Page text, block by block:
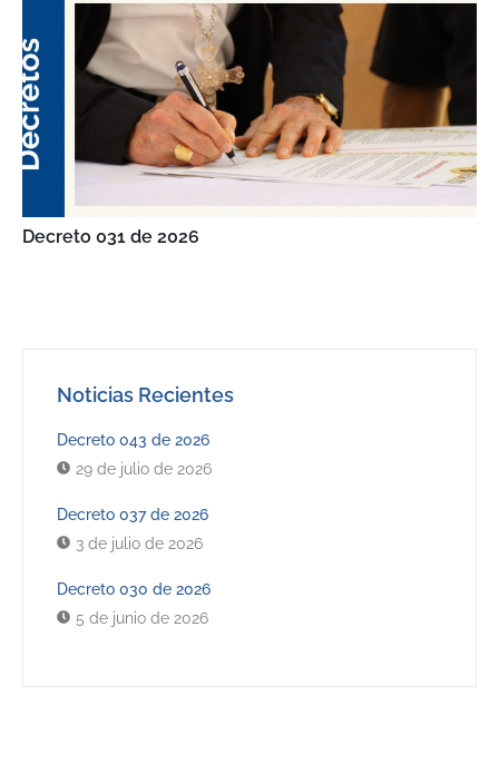
Decreto 031 de 2026
Noticias Recientes
Decreto 043 de 2026
29 de julio de 2026
Decreto 037 de 2026
3 de julio de 2026
Decreto 030 de 2026
5 de junio de 2026